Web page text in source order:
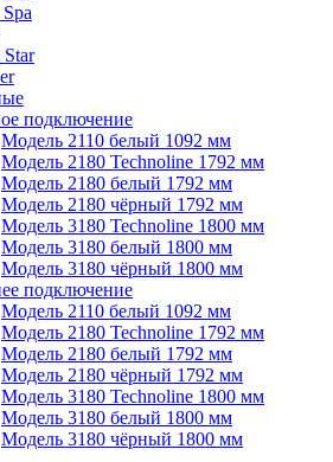
Star
подключение
Модель 2110 белый 1092 мм
Модель 2180 Technoline 1792 мм
Модель 2180 белый 1792 мм
Модель 2180 чёрный 1792 мм
Модель 3180 Technoline 1800 мм
Модель 3180 белый 1800 мм
Модель 3180 чёрный 1800 мм
подключение
Модель 2110 белый 1092 мм
Модель 2180 Technoline 1792 мм
Модель 2180 белый 1792 мм
Модель 2180 чёрный 1792 мм
Модель 3180 Technoline 1800 мм
Модель 3180 белый 1800 мм
Модель 3180 чёрный 1800 мм